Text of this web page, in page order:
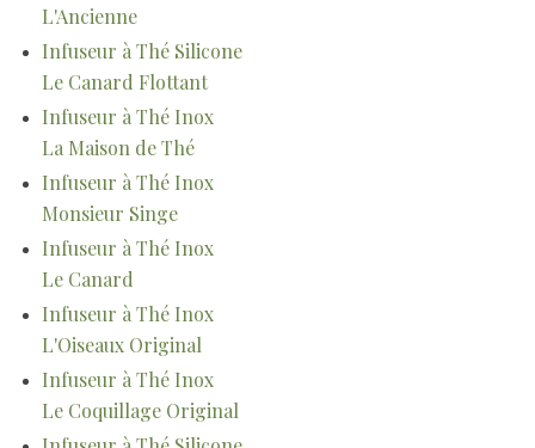
L'Ancienne
Infuseur à Thé Silicone
Le Canard Flottant
Infuseur à Thé Inox
La Maison de Thé
Infuseur à Thé Inox
Monsieur Singe
Infuseur à Thé Inox
Le Canard
Infuseur à Thé Inox
L'Oiseaux Original
Infuseur à Thé Inox
Le Coquillage Original